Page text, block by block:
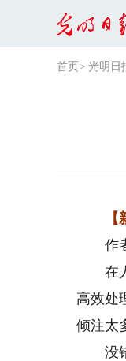
首页 > 光明日
作者
在人
高效处
倾注太
没错